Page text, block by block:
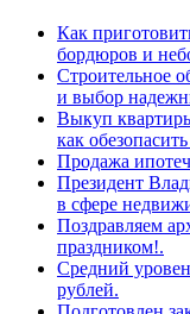
Как
бордюров и
Строительное
и выбор
Выкуп
как
Продажа
Президент
в сфере
Поздравляем
праздником!.
Средний
рублей.